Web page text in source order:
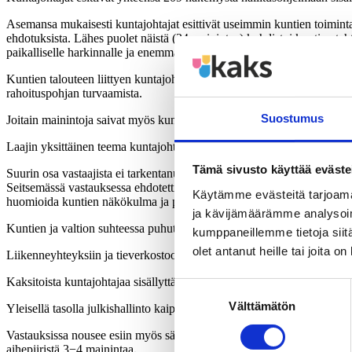
Suostumus
Tämä sivusto käyttää
Käytämme evästeitä
ja kävijämäärämme
kumppaneillemme tietoja
olet antanut heille tai joita
Suostumuksen
valinta
Välttämätön
Asemansa mukaisesti kuntajohtajat esittivät useimmin kuntien
ehdotuksista. Lähes puolet näistä (34 mainintaa) kohdistui kuntien
paikalliselle harkinnalle ja enemmän tilaa.
Kuntien talouteen liittyen kuntajohtajat nostivat esiin erityisesti
rahoituspohjan turvaamista.
Joitain mainintoja saivat myös kuntien hallinnon kysymykset kuten
Laajin yksittäinen teema kuntajohtajien näkemyksissä oli sote-
Suurin osa vastaajista ei tarkentanut odotuksiaan sote-uudistuksen
Seitsemässä vastauksessa ehdotettiin maakuntatason ratkaisua,
huomioida kuntien näkökulma ja pyrkiä avoimuuteen. Sote-
Kuntien ja valtion suhteessa puhututti liialliset normit ja sääntely.
Liikenneyhteyksiin ja tieverkostoon liittyviä näkemyksiä esitettiin 16
Kaksitoista kuntajohtajaa sisällyttäisivät hallitusohjelmaan
Yleisellä tasolla julkishallinto kaipaa kuntajohtajien mukaan
Vastauksissa nousee esiin myös sähköisten tietojärjestelmien
aihepiiristä 3−4 mainintaa.